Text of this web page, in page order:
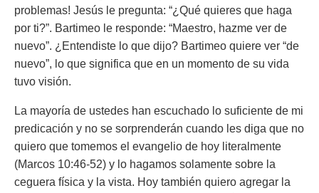
problemas! Jesús le pregunta: “¿Qué quieres que haga
por ti?”. Bartimeo le responde: “Maestro, hazme ver de
nuevo”. ¿Entendiste lo que dijo? Bartimeo quiere ver “de
nuevo”, lo que significa que en un momento de su vida
tuvo visión.
La mayoría de ustedes han escuchado lo suficiente de mi
predicación y no se sorprenderán cuando les diga que no
quiero que tomemos el evangelio de hoy literalmente
(Marcos 10:46-52) y lo hagamos solamente sobre la
ceguera física y la vista. Hoy también quiero agregar la